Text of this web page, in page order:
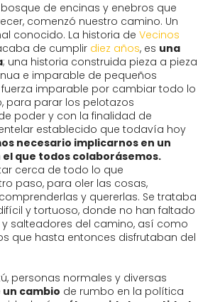
de encinas y enebros que
comenzó nuestro camino. Un
conocido. La historia de Vecinos
de cumplir diez años, es una
; una historia construida pieza a pieza
e imparable de pequeños
imparable por cambiar todo lo
para parar los pelotazos
poder y con la finalidad de
establecido que todavía hoy
necesario implicarnos en un
que todos colaborásemos.
cerca de todo lo que
paso, para oler las cosas,
y quererlas. Se trataba
y tortuoso, donde no han faltado
salteadores del camino, así como
que hasta entonces disfrutaban del
personas normales y diversas
un cambio de rumbo en la política